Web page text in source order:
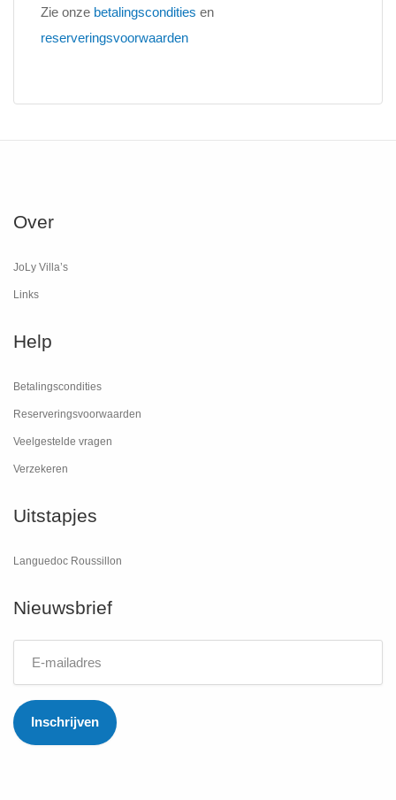
Zie onze betalingscondities en
reserveringsvoorwaarden
Over
JoLy Villa’s
Links
Help
Betalingscondities
Reserveringsvoorwaarden
Veelgestelde vragen
Verzekeren
Uitstapjes
Languedoc Roussillon
Nieuwsbrief